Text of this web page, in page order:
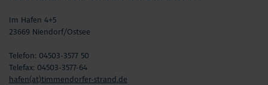
Im Hafen 4+5
23669 Niendorf/Ostsee
Telefon: 04503-3577 50
Telefax: 04503-3577-64
hafen(at)timmendorfer-strand.de